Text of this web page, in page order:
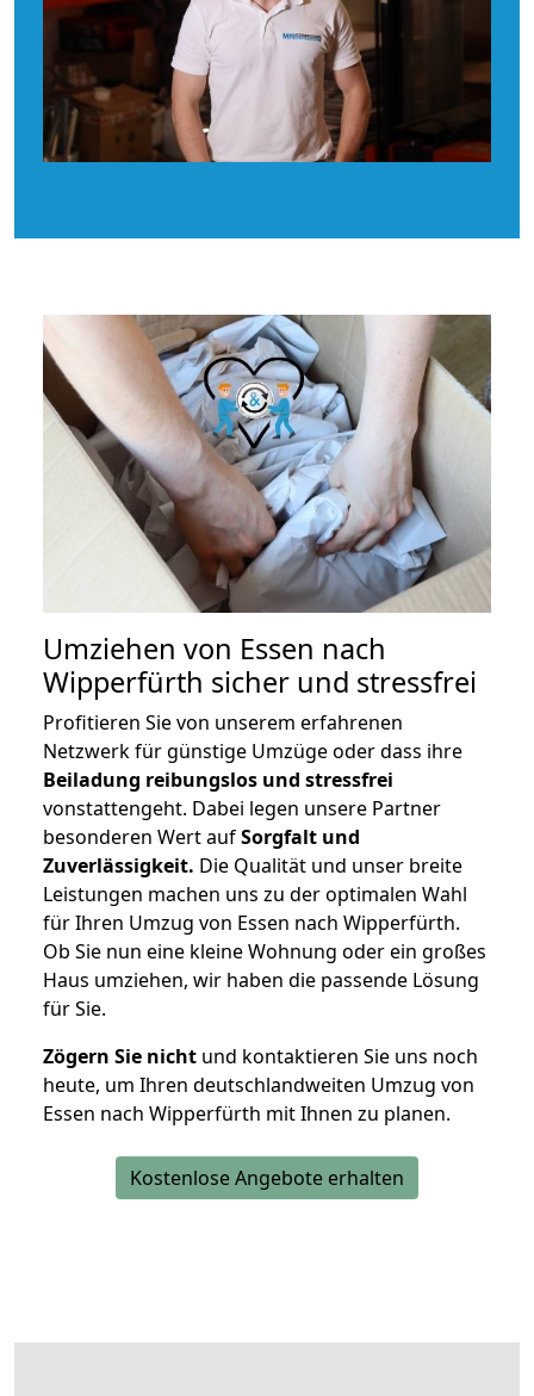
Umziehen von Essen nach
Wipperfürth sicher und stressfrei
Profitieren Sie von unserem erfahrenen
Netzwerk für günstige Umzüge oder dass ihre
Beiladung reibungslos und stressfrei
vonstattengeht. Dabei legen unsere Partner
besonderen Wert aufSorgfalt und
Zuverlässigkeit. Die Qualität und unser breite
Leistungen machen uns zu der optimalen Wahl
für Ihren Umzug von Essen nach Wipperfürth.
Ob Sie nun eine kleine Wohnung oder ein großes
Haus umziehen, wir haben die passende Lösung
für Sie.
Zögern Sie nicht und kontaktieren Sie uns noch
heute, um Ihren deutschlandweiten Umzug von
Essen nach Wipperfürth mit Ihnen zu planen.
Kostenlose Angebote erhalten